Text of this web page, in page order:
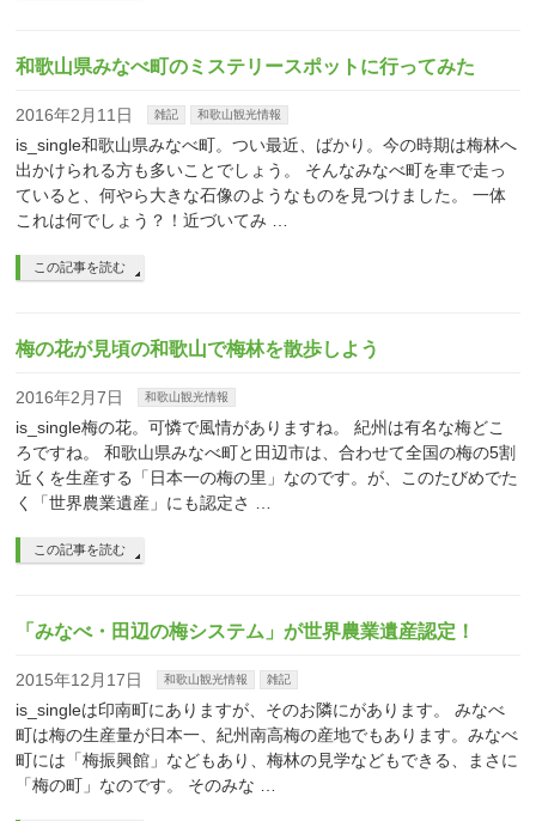
和歌山県みなべ町のミステリースポットに行ってみた
2016年2月11日 雑記 和歌山観光情報
is_single和歌山県みなべ町。つい最近、ばかり。今の時期は梅林へ
出かけられる方も多いことでしょう。 そんなみなべ町を車で走っ
ていると、何やら大きな石像のようなものを見つけました。 一体
これは何でしょう？！近づいてみ …
この記事を読む
梅の花が見頃の和歌山で梅林を散歩しよう
2016年2月7日 和歌山観光情報
is_single梅の花。可憐で風情がありますね。 紀州は有名な梅どこ
ろですね。 和歌山県みなべ町と田辺市は、合わせて全国の梅の5割
近くを生産する「日本一の梅の里」なのです。が、このたびめでた
く「世界農業遺産」にも認定さ …
この記事を読む
「みなべ・田辺の梅システム」が世界農業遺産認定！
2015年12月17日 和歌山観光情報 雑記
is_singleは印南町にありますが、そのお隣にがあります。 みなべ
町は梅の生産量が日本一、紀州南高梅の産地でもあります。みなべ
町には「梅振興館」などもあり、梅林の見学などもできる、まさに
「梅の町」なのです。 そのみな …